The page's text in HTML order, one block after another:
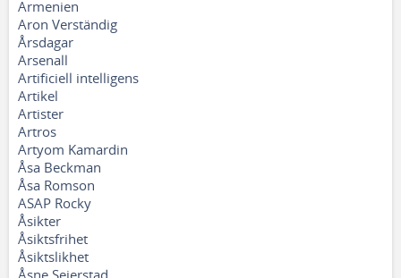
Armenien
Aron Verständig
Årsdagar
Arsenall
Artificiell intelligens
Artikel
Artister
Artros
Artyom Kamardin
Åsa Beckman
Åsa Romson
ASAP Rocky
Åsikter
Åsiktsfrihet
Åsiktslikhet
Åsne Seierstad